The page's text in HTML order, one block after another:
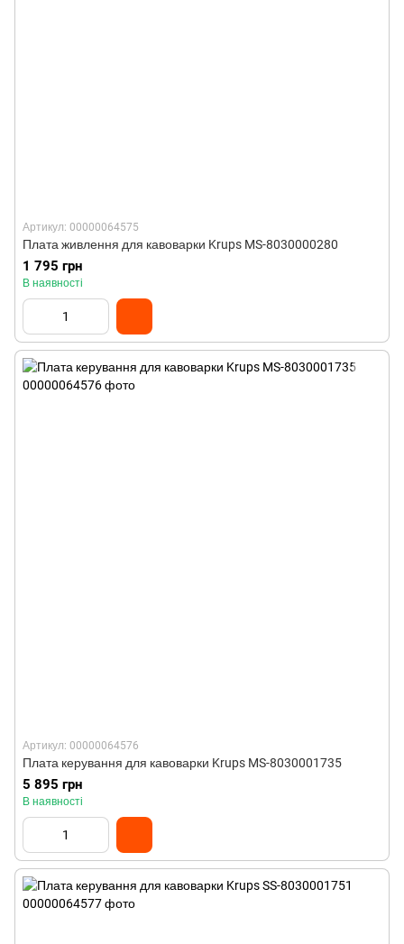
Артикул: 00000064575
Плата живлення для кавоварки Krups MS-8030000280
1 795 грн
В наявності
Артикул: 00000064576
Плата керування для кавоварки Krups MS-8030001735
5 895 грн
В наявності